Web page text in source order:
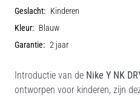
Geslacht: Kinderen
Kleur: Blauw
Garantie: 2 jaar
Introductie van de Nike Y NK
ontworpen voor kinderen, zijn